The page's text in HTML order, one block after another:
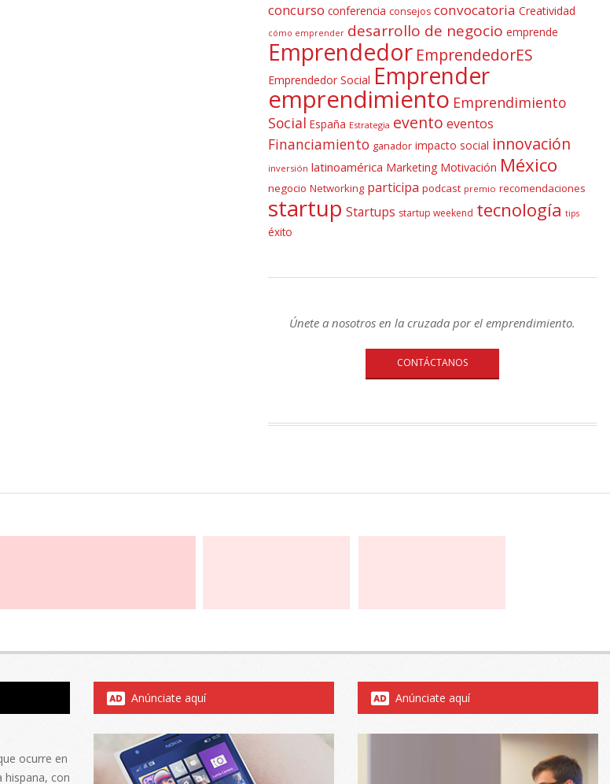
concurso conferencia consejos convocatoria Creatividad
cómo emprender desarrollo de negocio emprende
Emprendedor EmprendedorES
Emprendedor Social Emprender
emprendimiento Emprendimiento
Social España Estrategia evento eventos
Financiamiento ganador impacto social innovación
inversión latinoamérica Marketing Motivación México
negocio Networking participa podcast premio recomendaciones
startup Startups startup weekend tecnología tips
éxito
Únete a nosotros en la cruzada por el emprendimiento.
CONTÁCTANOS
ocurre en
hispana, con
Anúnciate aquí Anúnciate aquí